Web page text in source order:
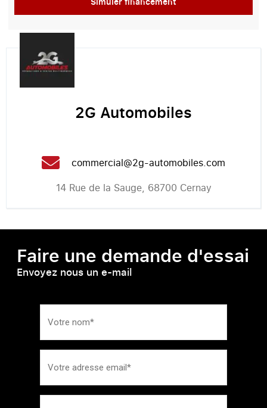
2G Automobiles
commercial@2g-automobiles.com
14 Rue de la Sauge, 68700 Cernay
Faire une demande d'essai
Envoyez nous un e-mail